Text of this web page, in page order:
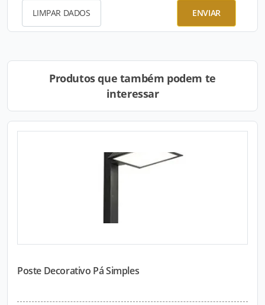
LIMPAR DADOS ENVIAR
Produtos que também podem te
interessar
Poste Decorativo Pá Simples